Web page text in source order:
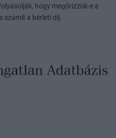
hogy megőrizzük-e a
számít a bérleti díj.